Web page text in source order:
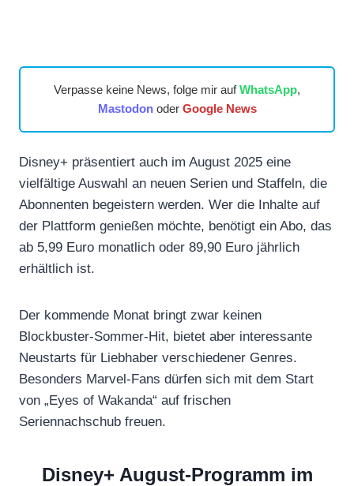
Verpasse keine News, folge mir aufWhatsApp,
Mastodonoder Google News
Disney+ präsentiert auch im August 2025 eine
vielfältige Auswahl an neuen Serien und Staffeln, die
Abonnenten begeistern werden. Wer die Inhalte auf
der Plattform genießen möchte, benötigt ein Abo, das
ab 5,99 Euro monatlich oder 89,90 Euro jährlich
erhältlich ist.
Der kommende Monat bringt zwar keinen
Blockbuster-Sommer-Hit, bietet aber interessante
Neustarts für Liebhaber verschiedener Genres.
Besonders Marvel-Fans dürfen sich mit dem Start
von „Eyes of Wakanda“ auf frischen
Seriennachschub freuen.
Disney+ August-Programm im